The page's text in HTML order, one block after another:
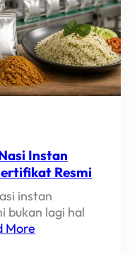
Instan
Resmi
instan
bukan lagi hal
More